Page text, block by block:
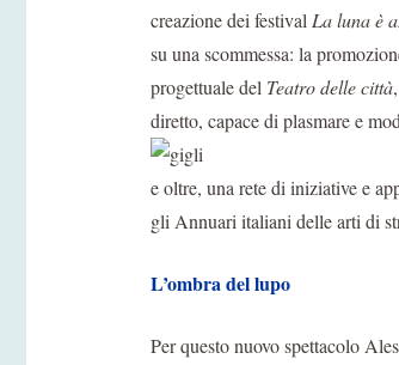
creazione dei festival La luna è
su una scommessa: la
progettuale del Teatro delle città
diretto, capace di plasmare e
e oltre, una rete di iniziative e
gli Annuari italiani delle arti di
L’ombra del lupo
Per questo nuovo spettacolo